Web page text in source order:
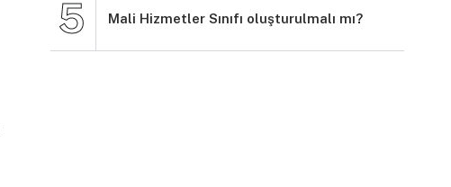
Mali Hizmetler Sınıfı oluşturulmalı mı?